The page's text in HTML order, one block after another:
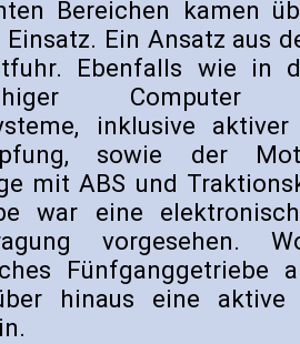
Bereichen kamen
Einsatz. Ein Ansatz aus
Ebenfalls wie in
inklusive
sowie der
mit ABS und
war eine
vorgesehen.
Fünfganggetriebe
hinaus eine aktive